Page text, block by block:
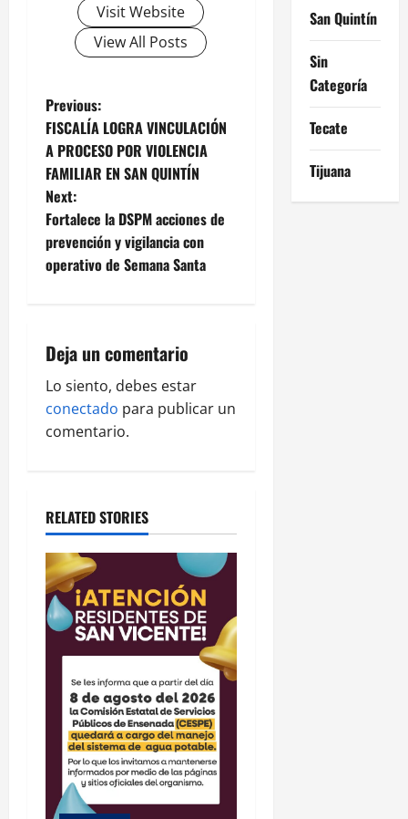
Visit Website
View All Posts
P
o
s
t
n
v
i
g
i
o
n
Previous:
FISCALÍA LOGRA VINCULACIÓN
A PROCESO POR VIOLENCIA
FAMILIAR EN SAN QUINTÍN
Next:
Fortalece la DSPM acciones de
prevención y vigilancia con
operativo de Semana Santa
Deja un comentario
Lo siento, debes estar
conectado para publicar un
comentario.
RELATED STORIES
San Quintín
Sin
Categoría
Tecate
Tijuana